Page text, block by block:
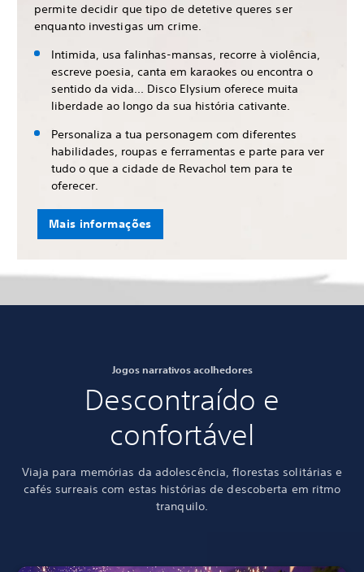
permite decidir que tipo de detetive queres ser
enquanto investigas um crime.
Intimida, usa falinhas-mansas, recorre à violência,
escreve poesia, canta em karaokes ou encontra o
sentido da vida... Disco Elysium oferece muita
liberdade ao longo da sua história cativante.
Personaliza a tua personagem com diferentes
habilidades, roupas e ferramentas e parte para ver
tudo o que a cidade de Revachol tem para te
oferecer.
Mais informações
Jogos narrativos acolhedores
Descontraído e
confortável
Viaja para memórias da adolescência, florestas solitárias e
cafés surreais com estas histórias de descoberta em ritmo
tranquilo.